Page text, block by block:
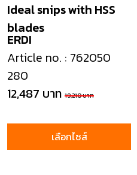
ERDI
Ideal snips with HSS
blades
Article no. : 762050
280
12,487 บาท 19,210 บาท
เลือกไซส์